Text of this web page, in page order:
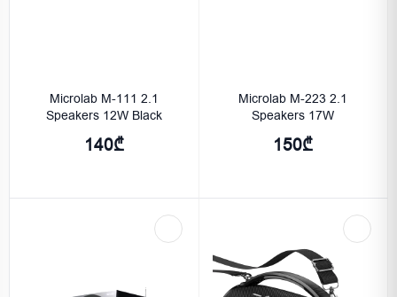
Microlab M-111 2.1
Speakers 12W Black
140₾
Microlab M-223 2.1
Speakers 17W
150₾